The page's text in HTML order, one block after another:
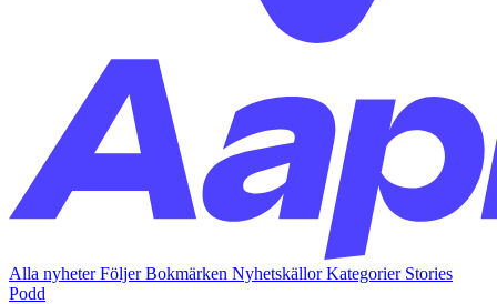
Alla nyheterFöljerBokmärken NyhetskällorKategorier Stories
Podd